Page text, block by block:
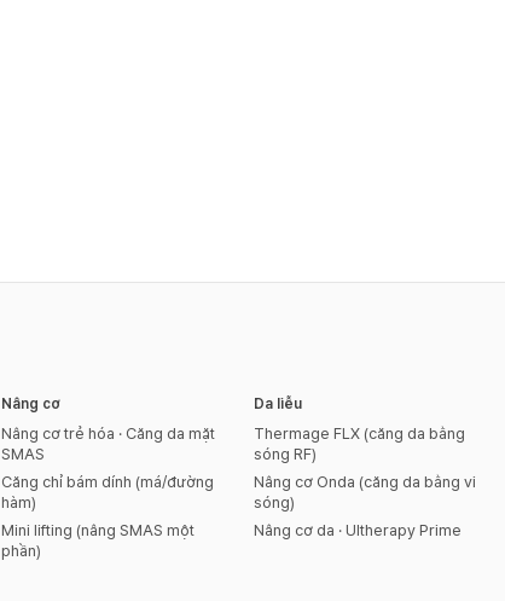
Nâng cơ
Nâng cơ trẻ hóa · Căng da mặt
SMAS
Căng chỉ bám dính (má/đường
hàm)
Mini lifting (nâng SMAS một
phần)
Da liễu
Thermage FLX (căng da bằng
sóng RF)
Nâng cơ Onda (căng da bằng vi
sóng)
Nâng cơ da · Ultherapy Prime